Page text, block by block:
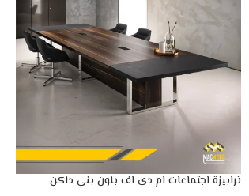
ترابيزة اجتماعات ام دي اف بلون بني داكن